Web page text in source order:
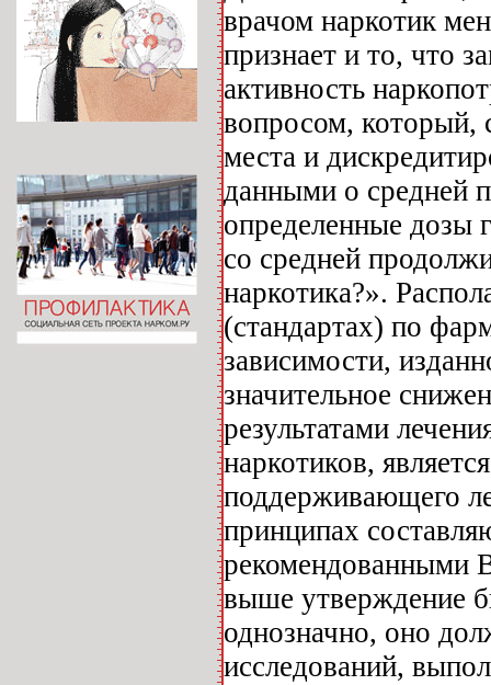
врачом наркотик
признает и то, что
активность
вопросом, который,
места и
данными о средней
определенные дозы
со средней
наркотика?».
(стандартах) по
зависимости,
значительное
результатами
наркотиков,
поддерживающего
принципах
рекомендованными
выше утверждение
однозначно, оно
исследований,